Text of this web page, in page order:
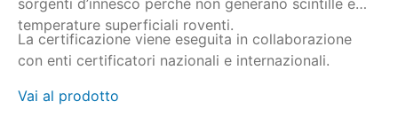
temperature superficiali roventi.
La certificazione viene eseguita in collaborazione
con enti certificatori nazionali e internazionali.
Vai al prodotto